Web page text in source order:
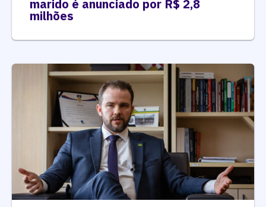
marido é anunciado por R$ 2,8
milhões